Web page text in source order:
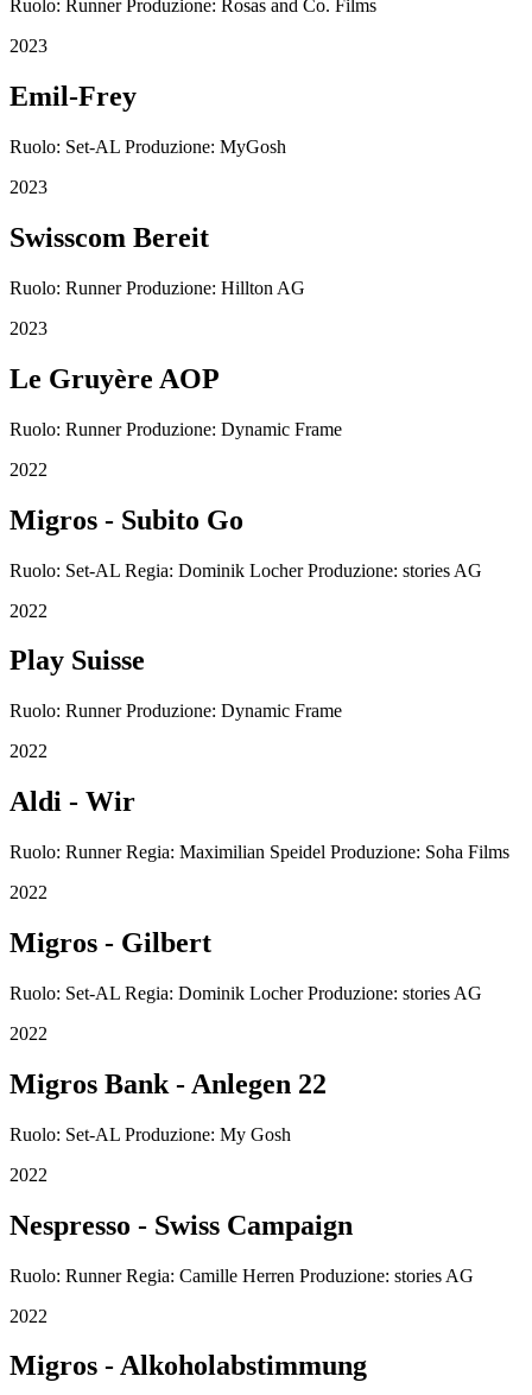
Ruolo: Runner Produzione: Rosas and Co. Films
2023
Emil-Frey
Ruolo: Set-AL Produzione: MyGosh
2023
Swisscom Bereit
Ruolo: Runner Produzione: Hillton AG
2023
Le Gruyère AOP
Ruolo: Runner Produzione: Dynamic Frame
2022
Migros - Subito Go
Ruolo: Set-AL Regia: Dominik Locher Produzione: stories AG
2022
Play Suisse
Ruolo: Runner Produzione: Dynamic Frame
2022
Aldi - Wir
Ruolo: Runner Regia: Maximilian Speidel Produzione: Soha Films
2022
Migros - Gilbert
Ruolo: Set-AL Regia: Dominik Locher Produzione: stories AG
2022
Migros Bank - Anlegen 22
Ruolo: Set-AL Produzione: My Gosh
2022
Nespresso - Swiss Campaign
Ruolo: Runner Regia: Camille Herren Produzione: stories AG
2022
Migros - Alkoholabstimmung